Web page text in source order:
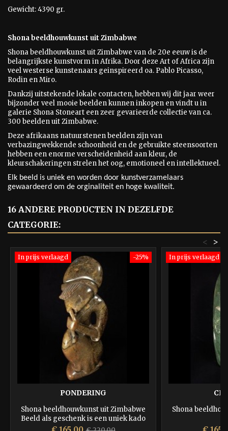
Gewicht: 4390 gr.
Shona beeldhouwkunst uit Zimbabwe
Shona beeldhouwkunst uit Zimbabwe van de 20e eeuw is de
belangrijkste kunstvorm in Afrika. Door deze Art of Africa zijn
veel westerse kunstenaars geinspireerd oa. Pablo Picasso,
Rodin en Miro.
Dankzij uitstekende lokale contacten, hebben wij dit jaar weer
bijzonder veel mooie beelden kunnen inkopen en vindt u in
galerie Shona Stoneart een zeer gevarieerde collectie van ca.
300 beelden uit Zimbabwe.
Deze afrikaans natuurstenen beelden zijn van
verbazingwekkende schoonheid en de gebruikte steensoorten
hebben een enorme verscheidenheid aan kleur, de
kleurschakeringen strelen het oog, emotioneel en intellektueel.
Elk beeld is uniek en worden door kunstverzamelaars
gewaardeerd om de orginaliteit en hoge kwaliteit.
16 ANDERE PRODUCTEN IN DEZELFDE
CATEGORIE:
>
<
-25%
In prijs verlaagd
PONDERING
Shona beeldhouwkunst uit Zimbabwe
Beeld als geschenk is een uniek kado
voor een jubilaris, wordt zeer
Prijs Normale
In prijs verlaagd
Shona
Prijs